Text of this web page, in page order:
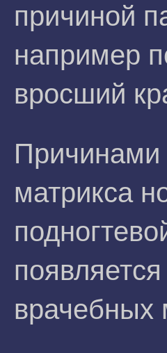
причиной
например
вросший
Причинами
матрикса
врачебных